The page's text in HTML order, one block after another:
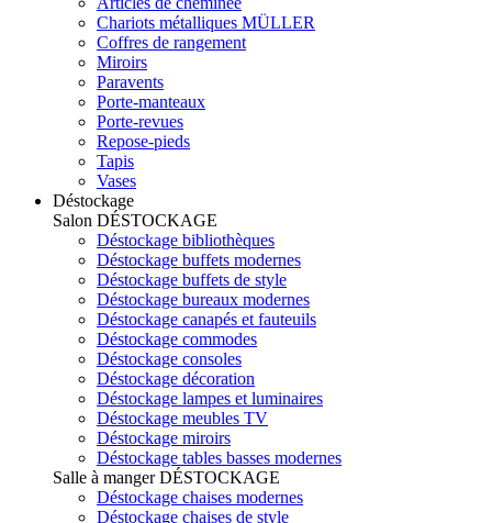
Chariots métalliques MÜLLER
Coffres de rangement
Miroirs
Paravents
Porte-manteaux
Porte-revues
Repose-pieds
Tapis
Vases
Déstockage
Salon DÉSTOCKAGE
Déstockage bibliothèques
Déstockage buffets modernes
Déstockage buffets de style
Déstockage bureaux modernes
Déstockage canapés et fauteuils
Déstockage commodes
Déstockage consoles
Déstockage décoration
Déstockage lampes et luminaires
Déstockage meubles TV
Déstockage miroirs
Déstockage tables basses modernes
Salle à mangerDÉSTOCKAGE
Déstockage chaises modernes
Déstockage chaises de style